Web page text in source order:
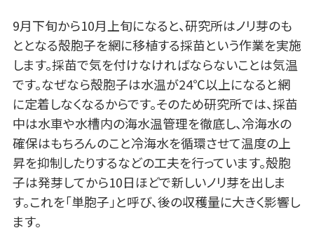
9月下旬から10月上旬になると、研究所はノリ芽のも
ととなる殻胞子を網に移植する採苗という作業を実施
します。採苗で気を付けなければならないことは気温
です。なぜなら殻胞子は水温が24℃以上になると網
に定着しなくなるからです。そのため研究所では、採苗
中は水車や水槽内の海水温管理を徹底し、冷海水の
確保はもちろんのこと冷海水を循環させて温度の上
昇を抑制したりするなどの工夫を行っています。殻胞
子は発芽してから10日ほどで新しいノリ芽を出しま
す。これを「単胞子」と呼び、後の収穫量に大きく影響し
ます。